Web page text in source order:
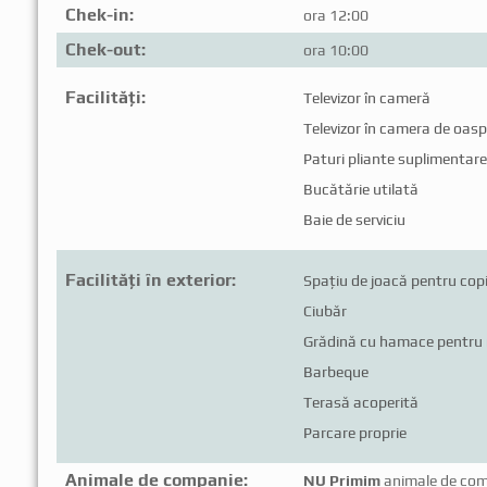
Chek-in: ora 12:00
Chek-out: ora 10:00
Facilități:
Televizor în cameră
Televizor în camera de
Paturi pliante
Bucătărie utilată
Baie de serviciu
Facilități în exterior:
Spațiu de joacă pentru
Ciubăr
Grădină cu hamace pentru
Barbeque
Terasă acoperită
Parcare proprie
Animale de companie: NU Primimanimale de